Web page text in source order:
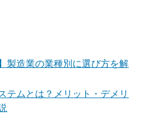
製造業の業種別に選び方を解
テムとは？メリット・デメリ